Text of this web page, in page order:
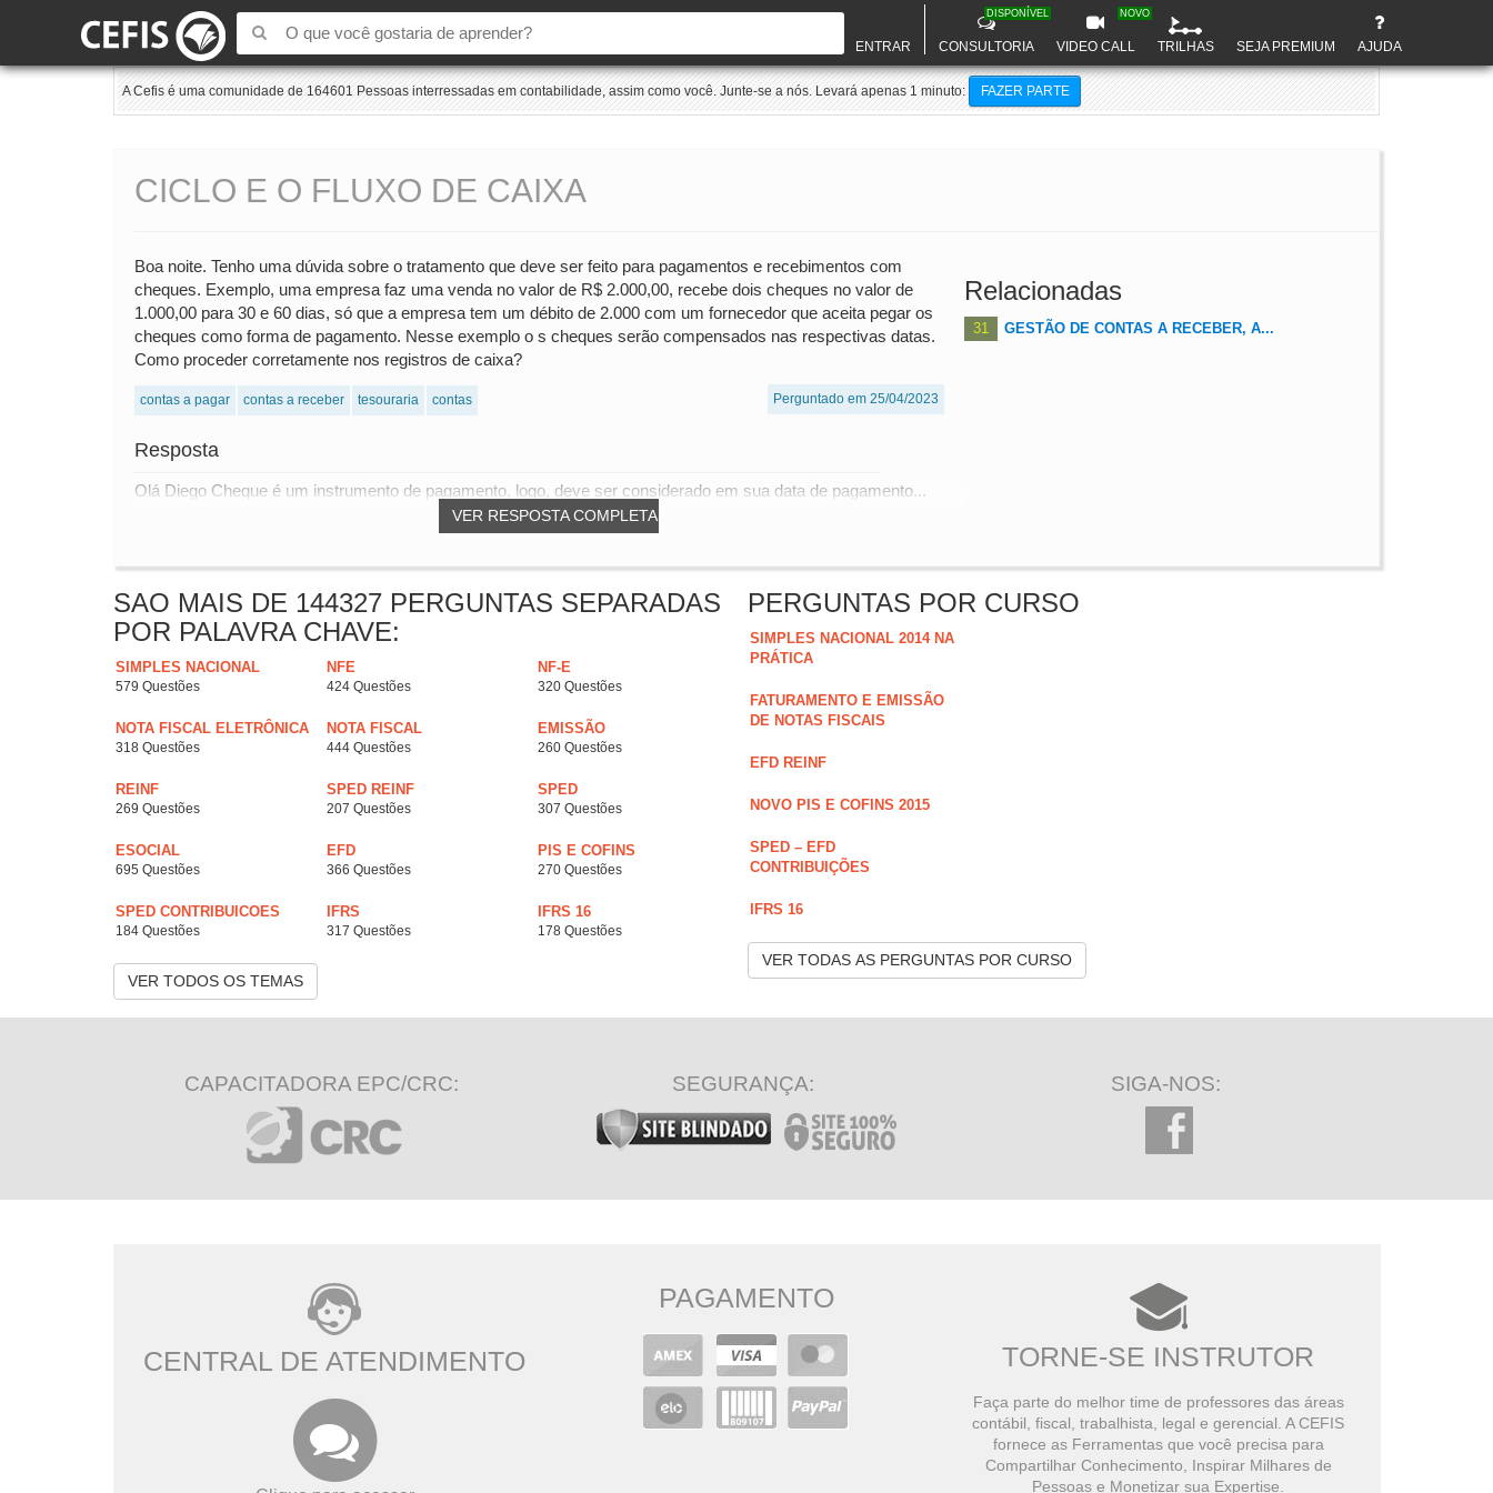
ENTRAR CONSULTORIA
DISPONÍVEL
VIDEO CALL
NOVO
TRILHAS SEJA PREMIUM AJUDA
A Cefis é uma comunidade de 164601 Pessoas interressadas em contabilidade, assim como você. Junte-se a nós. Levará apenas 1 minuto: FAZER PARTE
CICLO E O FLUXO DE CAIXA
Boa noite. Tenho uma dúvida sobre o tratamento que deve ser feito para pagamentos e recebimentos com
cheques. Exemplo, uma empresa faz uma venda no valor de R$ 2.000,00, recebe dois cheques no valor de
1.000,00 para 30 e 60 dias, só que a empresa tem um débito de 2.000 com um fornecedor que aceita pegar os
cheques como forma de pagamento. Nesse exemplo o s cheques serão compensados nas respectivas datas.
Como proceder corretamente nos registros de caixa?
contas a pagar contas a receber tesouraria contas Perguntado em 25/04/2023
Resposta
VER RESPOSTA COMPLETA
Olá Diego Cheque é um instrumento de pagamento, logo, deve ser considerado em sua data de pagamento...
Relacionadas
31 GESTÃO DE CONTAS A RECEBER, A...
SAO MAIS DE 144327 PERGUNTAS SEPARADAS
POR PALAVRA CHAVE:
SIMPLES NACIONAL
579 Questões
NFE
424 Questões
NF-E
320 Questões
NOTA FISCAL ELETRÔNICA
318 Questões
NOTA FISCAL
444 Questões
EMISSÃO
260 Questões
REINF
269 Questões
SPED REINF
207 Questões
SPED
307 Questões
ESOCIAL
695 Questões
EFD
366 Questões
PIS E COFINS
270 Questões
SPED CONTRIBUICOES
184 Questões
IFRS
317 Questões
IFRS 16
178 Questões
VER TODOS OS TEMAS
PERGUNTAS POR CURSO
SIMPLES NACIONAL 2014 NA
PRÁTICA
FATURAMENTO E EMISSÃO
DE NOTAS FISCAIS
EFD REINF
NOVO PIS E COFINS 2015
SPED – EFD
CONTRIBUIÇÕES
IFRS 16
VER TODAS AS PERGUNTAS POR CURSO
CAPACITADORA EPC/CRC: SEGURANÇA: SIGA-NOS:
CENTRAL DE ATENDIMENTO
PAGAMENTO
TORNE-SE INSTRUTOR
Faça parte do melhor time de professores das áreas
contábil, fiscal, trabalhista, legal e gerencial. A CEFIS
fornece as Ferramentas que você precisa para
Compartilhar Conhecimento, Inspirar Milhares de
Pessoas e Monetizar sua Expertise.